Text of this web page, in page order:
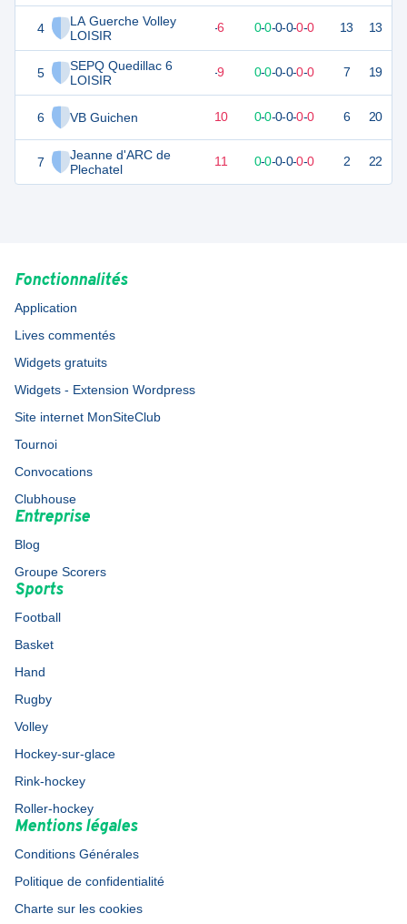
4
LA Guerche Volley
LOISIR
5
SEPQ Quedillac 6
LOISIR
6 VB Guichen
7
Jeanne d'ARC de
Plechatel
18 12 -6 0-0-0-0-0-0 13 13
15 -9 0-0-0-0-0-0 7 19
10 0-0-0-0-0-0 6 20
13 11 0-0-0-0-0-0 2 22
Fonctionnalités
Application
Lives commentés
Widgets gratuits
Widgets - Extension Wordpress
Site internet MonSiteClub
Tournoi
Convocations
Clubhouse
Entreprise
Blog
Groupe Scorers
Sports
Football
Basket
Hand
Rugby
Volley
Hockey-sur-glace
Rink-hockey
Roller-hockey
Mentions légales
Conditions Générales
Politique de confidentialité
Charte sur les cookies